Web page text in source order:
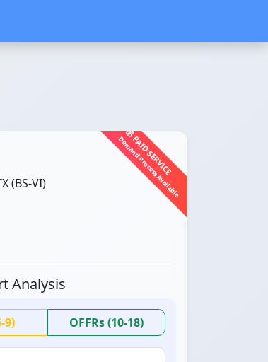
💰 PAID SERVICE
Demand Process Available
(BS-VI)
Analysis
9) OFFRs (10-18)